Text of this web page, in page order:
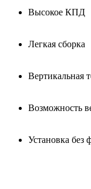
Высокое КПД
Легкая сборка
Вертикальная
Возможность
Установка без